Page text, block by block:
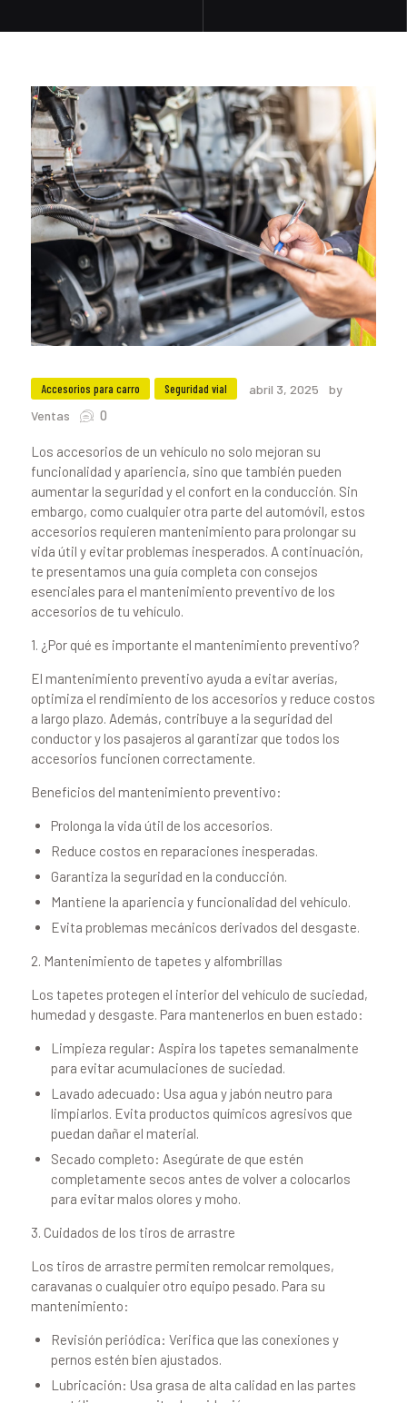
Accesorios para carro Seguridad vial abril 3, 2025
by
Ventas
0
Los accesorios de un vehículo no solo mejoran su
funcionalidad y apariencia, sino que también pueden
aumentar la seguridad y el confort en la conducción. Sin
embargo, como cualquier otra parte del automóvil, estos
accesorios requieren mantenimiento para prolongar su
vida útil y evitar problemas inesperados. A continuación,
te presentamos una guía completa con consejos
esenciales para el mantenimiento preventivo de los
accesorios de tu vehículo.
1. ¿Por qué es importante el mantenimiento preventivo?
El mantenimiento preventivo ayuda a evitar averías,
optimiza el rendimiento de los accesorios y reduce costos
a largo plazo. Además, contribuye a la seguridad del
conductor y los pasajeros al garantizar que todos los
accesorios funcionen correctamente.
Beneficios del mantenimiento preventivo:
Prolonga la vida útil de los accesorios.
Reduce costos en reparaciones inesperadas.
Garantiza la seguridad en la conducción.
Mantiene la apariencia y funcionalidad del vehículo.
Evita problemas mecánicos derivados del desgaste.
2. Mantenimiento de tapetes y alfombrillas
Los tapetes protegen el interior del vehículo de suciedad,
humedad y desgaste. Para mantenerlos en buen estado:
Limpieza regular: Aspira los tapetes semanalmente
para evitar acumulaciones de suciedad.
Lavado adecuado: Usa agua y jabón neutro para
limpiarlos. Evita productos químicos agresivos que
puedan dañar el material.
Secado completo: Asegúrate de que estén
completamente secos antes de volver a colocarlos
para evitar malos olores y moho.
3. Cuidados de los tiros de arrastre
Los tiros de arrastre permiten remolcar remolques,
caravanas o cualquier otro equipo pesado. Para su
mantenimiento:
Revisión periódica: Verifica que las conexiones y
pernos estén bien ajustados.
Lubricación: Usa grasa de alta calidad en las partes